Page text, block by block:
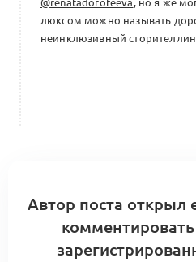
люксом можно называть
неинклюзивный
Автор поста открыл